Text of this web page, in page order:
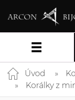
Úvod
Korálky z